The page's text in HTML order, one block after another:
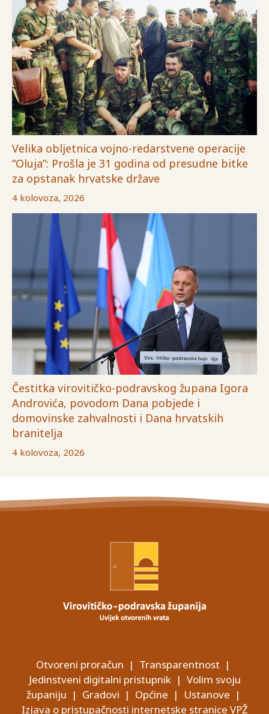
Velika obljetnica vojno-redarstvene operacije
“Oluja”: Prošla je 31 godina od presudne bitke
za opstanak hrvatske države
4 kolovoza, 2026
Čestitka virovitičko-podravskog župana Igora
Androvića, povodom Dana pobjede i
domovinske zahvalnosti i Dana hrvatskih
branitelja
4 kolovoza, 2026
Otvoreni proračun | Transparentnost |
Jedinstveni digitalni pristupnik| Volim svoju
županiju | Gradovi | Općine | Ustanove |
Izjava o pristupačnosti internetske stranice VPŽ